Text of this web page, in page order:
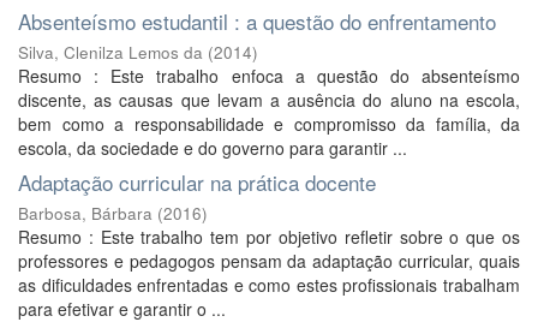
Absenteísmo estudantil : a questão do enfrentamento
Silva, Clenilza Lemos da (2014)
Resumo : Este trabalho enfoca a questão do absenteísmo
discente, as causas que levam a ausência do aluno na escola,
bem como a responsabilidade e compromisso da família, da
escola, da sociedade e do governo para garantir ...
Adaptação curricular na prática docente
Barbosa, Bárbara (2016)
Resumo : Este trabalho tem por objetivo refletir sobre o que os
professores e pedagogos pensam da adaptação curricular, quais
as dificuldades enfrentadas e como estes profissionais trabalham
para efetivar e garantir o ...